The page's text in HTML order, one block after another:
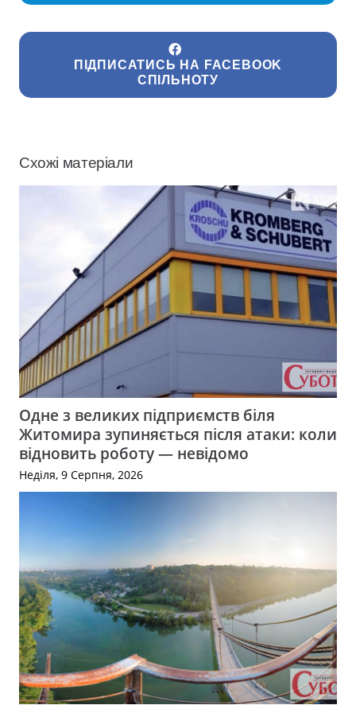
ПІДПИСАТИСЬ НА FACEBOOK
СПІЛЬНОТУ
Схожі матеріали
Одне з великих підприємств біля
Житомира зупиняється після атаки: коли
відновить роботу — невідомо
Неділя, 9 Серпня, 2026